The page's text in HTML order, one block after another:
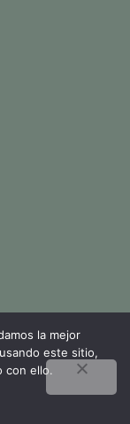
la mejor
este sitio,
con ello.